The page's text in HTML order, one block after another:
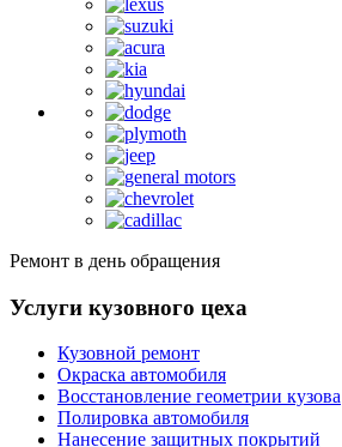
Ремонт в день обращения
Услуги кузовного цеха
Кузовной ремонт
Окраска автомобиля
Восстановление геометрии кузова
Полировка автомобиля
Нанесение защитных покрытий